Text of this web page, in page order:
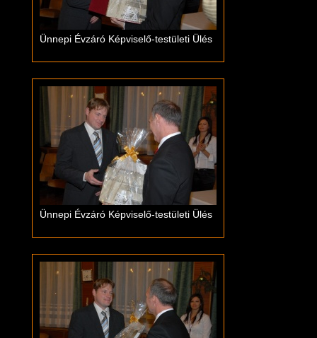
Ünnepi Évzáró Képviselő-testületi Ülés
Ünnepi Évzáró Képviselő-testületi Ülés